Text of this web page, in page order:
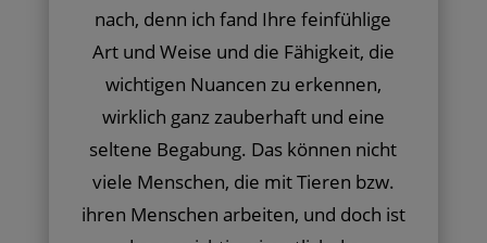
nach, denn ich fand Ihre feinfühlige
Art und Weise und die Fähigkeit, die
wichtigen Nuancen zu erkennen,
wirklich ganz zauberhaft und eine
seltene Begabung. Das können nicht
viele Menschen, die mit Tieren bzw.
ihren Menschen arbeiten, und doch ist